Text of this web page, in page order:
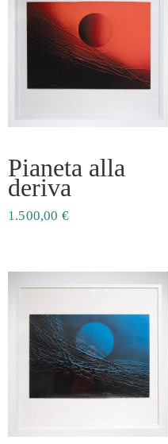
Pianeta alla
deriva
1.500,00 €